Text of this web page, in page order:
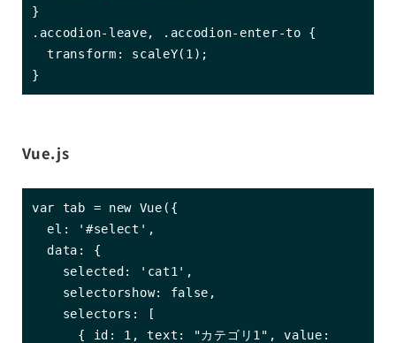
}
.accodion-leave, .accodion-enter-to {
  transform: scaleY(1);
}
Vue.js
var tab = new Vue({
  data: {